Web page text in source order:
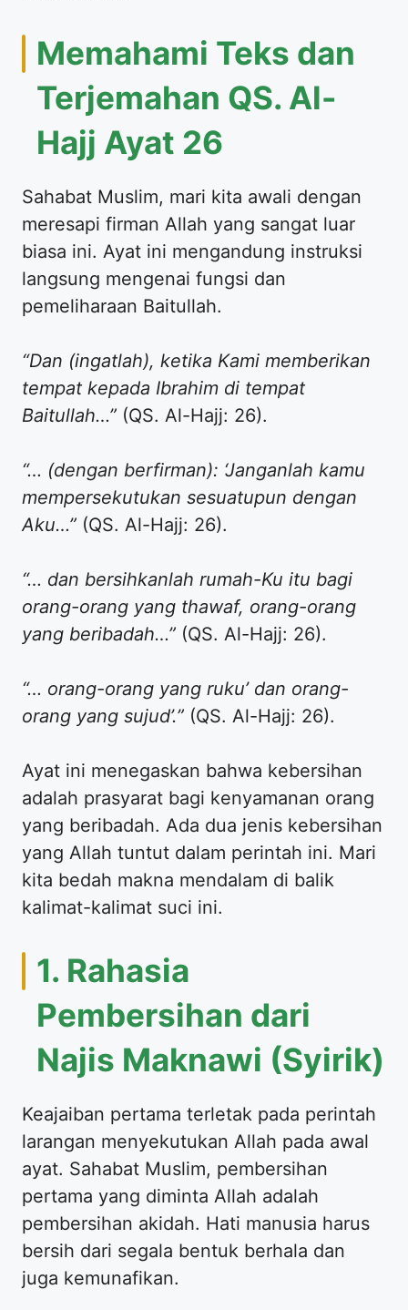
Memahami Teks dan
Terjemahan QS. Al-
Hajj Ayat 26
Sahabat Muslim, mari kita awali dengan
meresapi firman Allah yang sangat luar
biasa ini. Ayat ini mengandung instruksi
langsung mengenai fungsi dan
pemeliharaan Baitullah.
“Dan (ingatlah), ketika Kami memberikan
tempat kepada Ibrahim di tempat
Baitullah…” (QS. Al-Hajj: 26).
“… (dengan berfirman): ‘Janganlah kamu
mempersekutukan sesuatupun dengan
Aku…” (QS. Al-Hajj: 26).
“… dan bersihkanlah rumah-Ku itu bagi
orang-orang yang thawaf, orang-orang
yang beribadah…” (QS. Al-Hajj: 26).
“… orang-orang yang ruku’ dan orang-
orang yang sujud’.” (QS. Al-Hajj: 26).
Ayat ini menegaskan bahwa kebersihan
adalah prasyarat bagi kenyamanan orang
yang beribadah. Ada dua jenis kebersihan
yang Allah tuntut dalam perintah ini. Mari
kita bedah makna mendalam di balik
kalimat-kalimat suci ini.
1. Rahasia
Pembersihan dari
Najis Maknawi (Syirik)
Keajaiban pertama terletak pada perintah
larangan menyekutukan Allah pada awal
ayat. Sahabat Muslim, pembersihan
pertama yang diminta Allah adalah
pembersihan akidah. Hati manusia harus
bersih dari segala bentuk berhala dan
juga kemunafikan.